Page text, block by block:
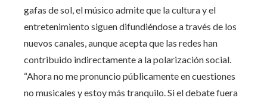
gafas de sol, el músico admite que la cultura y el
entretenimiento siguen difundiéndose a través de los
nuevos canales, aunque acepta que las redes han
contribuido indirectamente a la polarización social.
“Ahora no me pronuncio públicamente en cuestiones
no musicales y estoy más tranquilo. Si el debate fuera